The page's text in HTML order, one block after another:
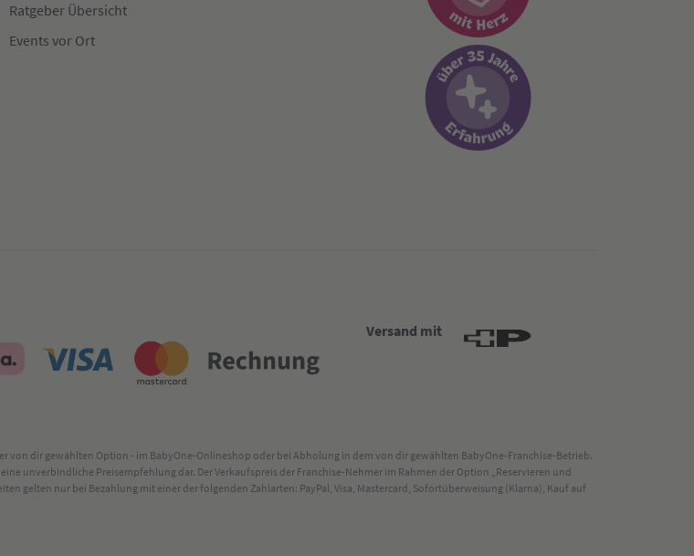
Ratgeber Übersicht
Events vor Ort
Versand mit
von dir gewählten Option - im BabyOne-Onlineshop oder bei Abholung in dem von dir gewählten BabyOne-Franchise-Betrieb.
unverbindliche Preisempfehlung dar. Der Verkaufspreis der Franchise-Nehmer im Rahmen der Option „Reservieren und
gelten nur bei Bezahlung mit einer der folgenden Zahlarten: PayPal, Visa, Mastercard, Sofortüberweisung (Klarna), Kauf auf